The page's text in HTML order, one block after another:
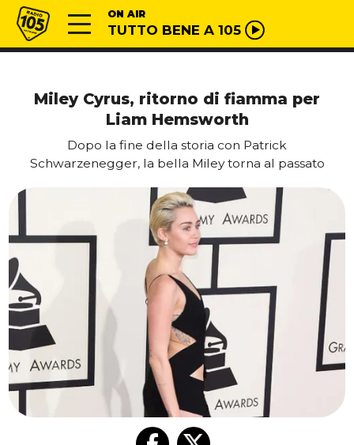
Vai al contenuto
Radio 105 ON AIR
TUTTO BENE A 105
Miley Cyrus, ritorno di fiamma per
Liam Hemsworth
Dopo la fine della storia con Patrick
Schwarzenegger, la bella Miley torna al passato